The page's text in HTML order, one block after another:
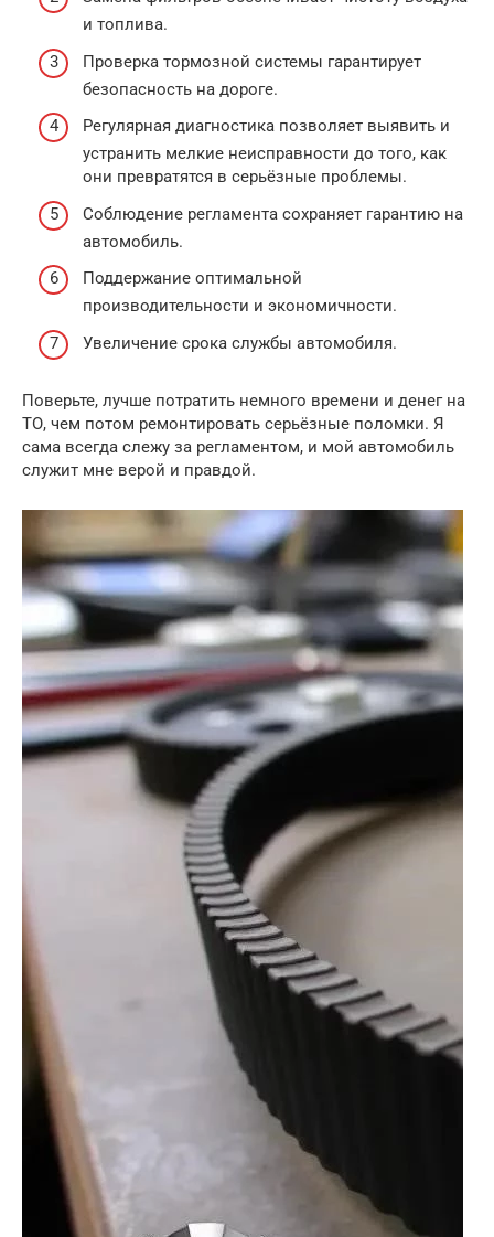
и топлива.
Проверка тормозной системы гарантирует
безопасность на дороге.
Регулярная диагностика позволяет выявить и
устранить мелкие неисправности до того, как
они превратятся в серьёзные проблемы.
Соблюдение регламента сохраняет гарантию на
автомобиль.
Поддержание оптимальной
производительности и экономичности.
Увеличение срока службы автомобиля.
Поверьте, лучше потратить немного времени и денег на
ТО, чем потом ремонтировать серьёзные поломки. Я
сама всегда слежу за регламентом, и мой автомобиль
служит мне верой и правдой.